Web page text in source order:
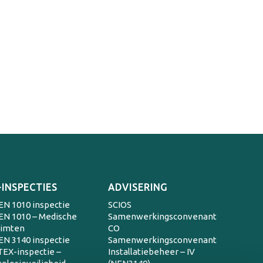
1010 inspectie
1010 – Medische
3140 inspectie
inspectie –
ADVISERING
SCIOS
Samenwerkingsconvenant
CO
Samenwerkingsconvenant
Installatiebeheer – IV